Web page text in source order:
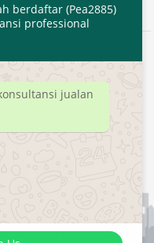
berdaftar (Pea2885)
professional
jualan